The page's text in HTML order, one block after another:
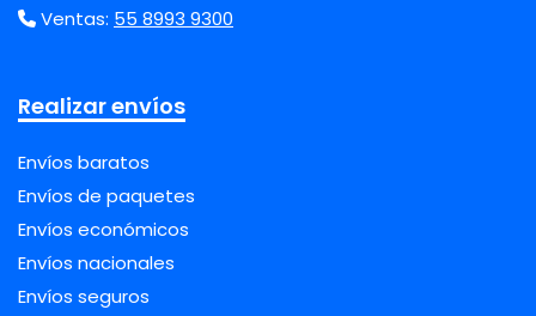
Ventas: 55 8993 9300
Realizar envíos
Envíos baratos
Envíos de paquetes
Envíos económicos
Envíos nacionales
Envíos seguros